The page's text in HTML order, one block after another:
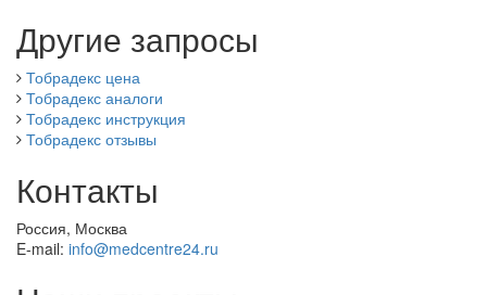
Другие запросы
Тобрадекс цена
Тобрадекс аналоги
Тобрадекс инструкция
Тобрадекс отзывы
Контакты
Россия, Москва
E-mail: info@medcentre24.ru